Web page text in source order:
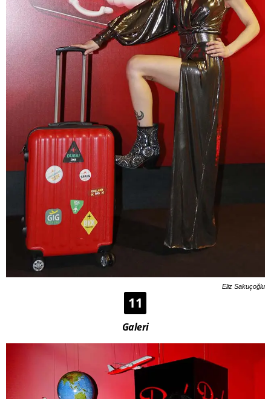
Eliz Sakuçoğlu
11
Galeri